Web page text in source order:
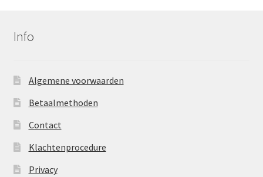
Info
Algemene voorwaarden
Betaalmethoden
Contact
Klachtenprocedure
Privacy